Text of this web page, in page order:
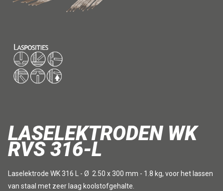
LASELEKTRODEN WK
RVS 316-L
Laselektrode WK 316 L - Ø 2.50 x 300 mm - 1.8 kg, voor het lassen
van staal met zeer laag koolstofgehalte.